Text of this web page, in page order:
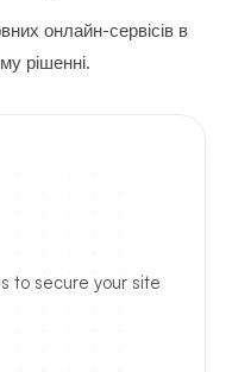
онлайн-сервісів в
рішенні.
to secure your site